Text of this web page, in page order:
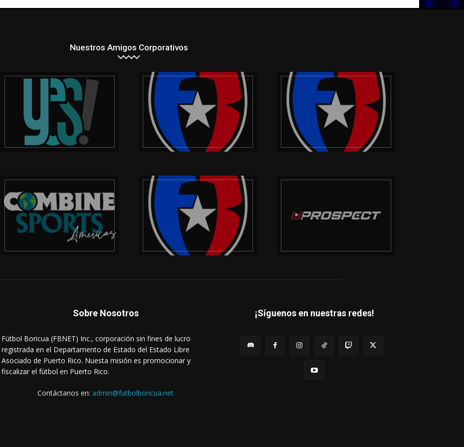
Nuestros Amigos Corporativos
Sobre Nosotros
Fútbol Boricua (FBNET) Inc., corporación sin fines de lucro
registrada en el Departamento de Estado del Estado Libre
Asociado de Puerto Rico. Nuesta misión es promocionar y
fiscalizar el fútbol en Puerto Rico.
Contáctanos en: admin@futbolboricua.net
¡Síguenos en nuestras redes!